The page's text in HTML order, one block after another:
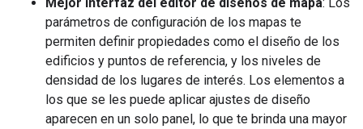
parámetros de configuración de los mapas te
permiten definir propiedades como el diseño de los
edificios y puntos de referencia, y los niveles de
densidad de los lugares de interés. Los elementos a
los que se les puede aplicar ajustes de diseño
aparecen en un solo panel, lo que te brinda una mayor